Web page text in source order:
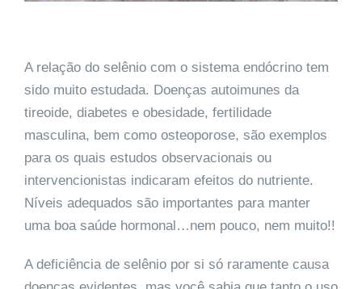
A relação do selênio com o sistema endócrino tem
sido muito estudada. Doenças autoimunes da
tireoide, diabetes e obesidade, fertilidade
masculina, bem como osteoporose, são exemplos
para os quais estudos observacionais ou
intervencionistas indicaram efeitos do nutriente.
Níveis adequados são importantes para manter
uma boa saúde hormonal…nem pouco, nem muito!!
A deficiência de selênio por si só raramente causa